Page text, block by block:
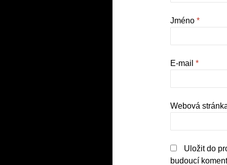
Jméno *
E-mail *
Webová
Uložit do
budoucí